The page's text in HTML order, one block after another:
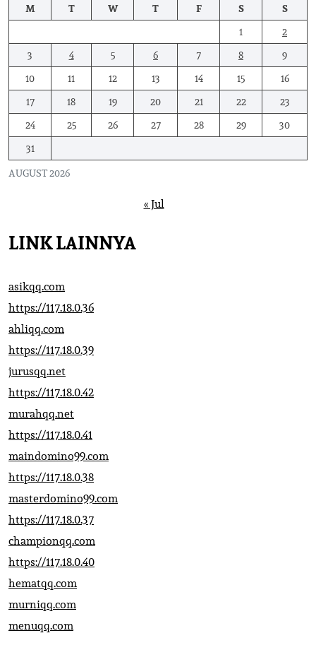
AUGUST 2026
M T W T F S
S
1
2
3
4 5 6 7 8
9
10
11 12 13 14 15
16
17
18 19 20 21 22
23
24
25 26 27 28 29
30
31
« Jul
LINK LAINNYA
asikqq.com
https://117.18.0.36
ahliqq.com
https://117.18.0.39
jurusqq.net
https://117.18.0.42
murahqq.net
https://117.18.0.41
maindomino99.com
https://117.18.0.38
masterdomino99.com
https://117.18.0.37
championqq.com
https://117.18.0.40
hematqq.com
murniqq.com
menuqq.com